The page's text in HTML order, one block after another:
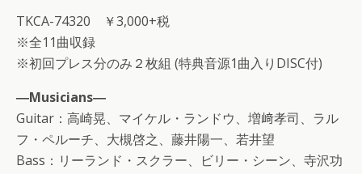
TKCA-74320 ￥3,000+税
※全11曲収録
※初回プレス分のみ２枚組 (特典音源1曲入りDISC付)
―Musicians―
Guitar：高崎晃、マイケル・ランドウ、増﨑孝司、ラル
フ・ペルーチ、大槻啓之、藤井陽一、若井望
Bass：リーランド・スクラー、ビリー・シーン、寺沢功